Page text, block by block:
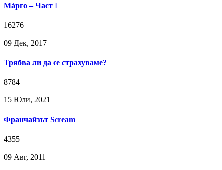
Мàрго – Част I
16276
09 Дек, 2017
Трябва ли да се страхуваме?
8784
15 Юли, 2021
Франчайзът Scream
4355
09 Авг, 2011